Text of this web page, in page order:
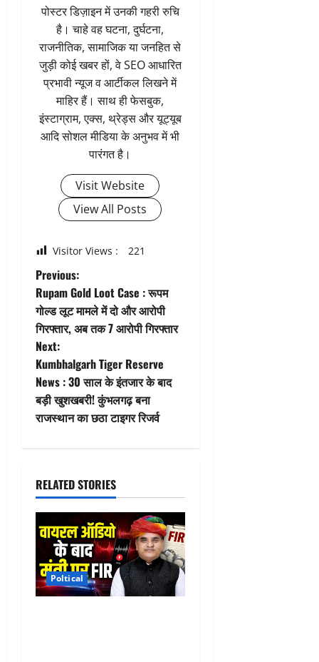
पोस्टर डिज़ाइन में उनकी गहरी रुचि
है। चाहे वह घटना, दुर्घटना,
राजनीतिक, सामाजिक या जनहित से
जुड़ी कोई खबर हों, वे SEO आधारित
प्रभावी न्यूज व आर्टीकल लिखने में
माहिर हैं। साथ ही फेसबुक,
इंस्टाग्राम, एक्स, थ्रेड्स और यूट्यूब
आदि सोशल मीडिया के अनुभव में भी
पारंगत है।
Visit Website
View All Posts
Visitor Views : 221
P
o
s
t
n
a
i
g
t
Previous:
Rupam Gold Loot Case : रूपम
गोल्ड लूट मामले में दो और आरोपी
गिरफ्तार, अब तक 7 आरोपी गिरफ्तार
Next:
Kumbhalgarh Tiger Reserve
News : 30 साल के इंतजार के बाद
बड़ी खुशखबरी! कुंभलगढ़ बना
राजस्थान का छठा टाइगर रिजर्व
RELATED STORIES
Poltical